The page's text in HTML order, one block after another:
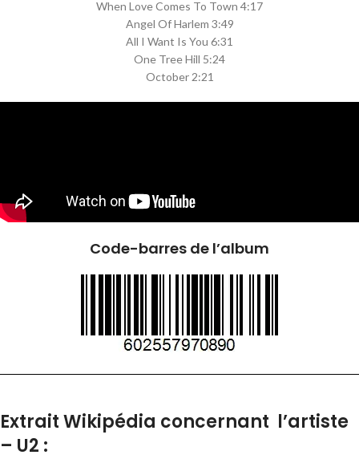
When Love Comes To Town 4:17
Angel Of Harlem 3:49
All I Want Is You 6:31
One Tree Hill 5:24
October 2:21
Code-barres de l’album
Extrait Wikipédia concernant l’artiste
– U2 :